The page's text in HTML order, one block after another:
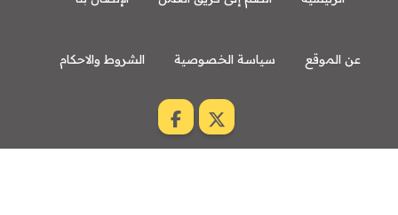
عن الموقع سياسة الخصوصية الشروط والاحكام